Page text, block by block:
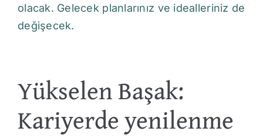
olacak. Gelecek planlarınız ve idealleriniz de
değişecek.
Yükselen Başak:
Kariyerde yenilenme